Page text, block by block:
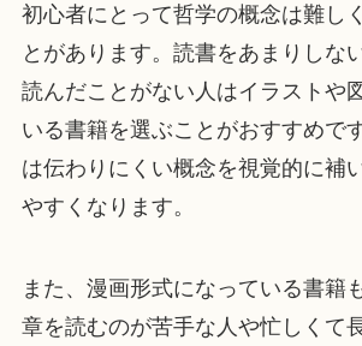
初心者にとって哲学の概念は難し
とがあります。読書をあまりしな
読んだことがない人はイラストや
いる書籍を選ぶことがおすすめで
は伝わりにくい概念を視覚的に補
やすくなります。
また、漫画形式になっている書籍
章を読むのが苦手な人や忙しくて